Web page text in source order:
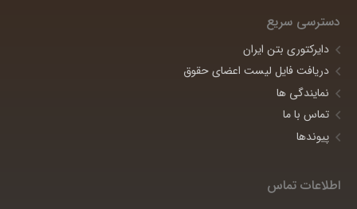
دسترسی سریع
دایرکتوری بتن ایران
دریافت فایل لیست اعضای حقوق
نمایندگی ها
تماس با ما
پیوندها
اطلاعات تماس